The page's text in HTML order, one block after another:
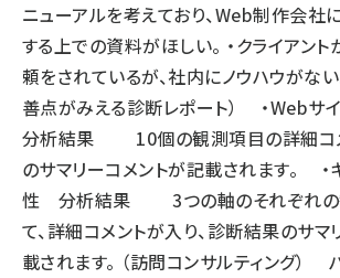
ニューアルを考えており、Web制作会社
する上での資料がほしい。 ・クライアン
頼をされているが、社内にノウハウがな
善点がみえる診断レポート） ・Webサ
分析結果 10個の観測項目の詳細コ
のサマリーコメントが記載されます。 ・
性 分析結果 3つの軸のそれぞれの
て、詳細コメントが入り、診断結果のサマ
載されます。 （訪問コンサルティング）